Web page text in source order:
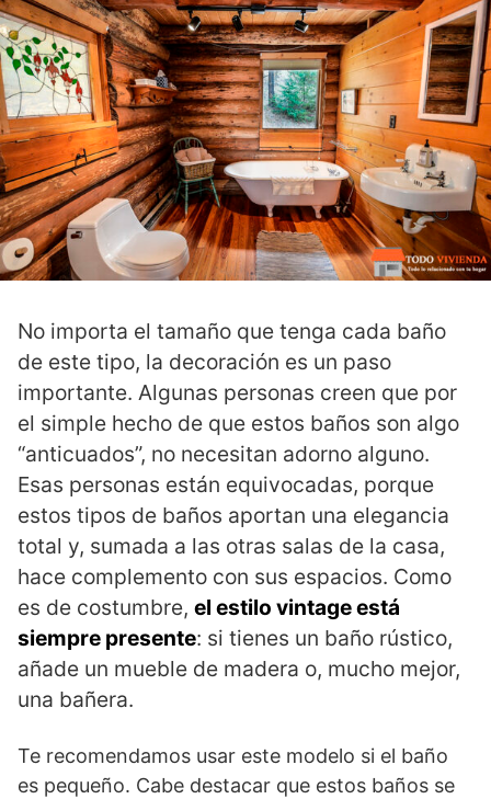
No importa el tamaño que tenga cada baño
de este tipo, la decoración es un paso
importante. Algunas personas creen que por
el simple hecho de que estos baños son algo
“anticuados”, no necesitan adorno alguno.
Esas personas están equivocadas, porque
estos tipos de baños aportan una elegancia
total y, sumada a las otras salas de la casa,
hace complemento con sus espacios. Como
es de costumbre, el estilo vintage está
siempre presente: si tienes un baño rústico,
añade un mueble de madera o, mucho mejor,
una bañera.
Te recomendamos usar este modelo si el baño
es pequeño. Cabe destacar que estos baños se